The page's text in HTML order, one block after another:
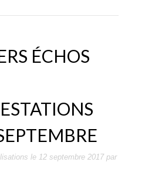
ÉCHOS
le 12 septembre 2017par